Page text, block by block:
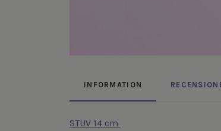
INFORMATION
STUV 14 cm